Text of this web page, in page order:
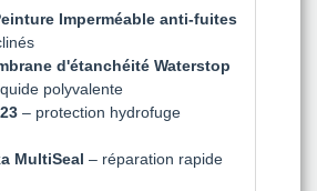
Imperméable anti-fuites
d'étanchéité Waterstop
polyvalente
– protection hydrofuge
MultiSeal – réparation rapide